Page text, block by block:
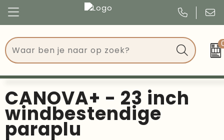
Tassen
Drinkwaren
Events
Congres
Events
Kerst
Verjaardagen
CANOVA+ - 23 inch
windbestendige
paraplu